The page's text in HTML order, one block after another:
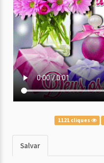
1121 cliques
Salvar